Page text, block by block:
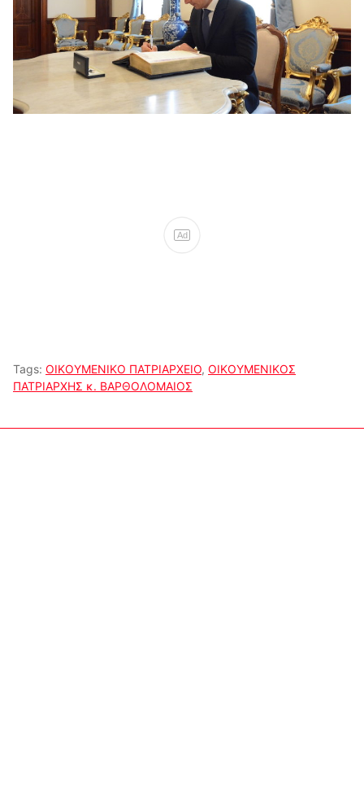
Ad
Tags: ΟΙΚΟΥΜΕΝΙΚΟ ΠΑΤΡΙΑΡΧΕΙΟ, ΟΙΚΟΥΜΕΝΙΚΟΣ
ΠΑΤΡΙΑΡΧΗΣ κ. ΒΑΡΘΟΛΟΜΑΙΟΣ